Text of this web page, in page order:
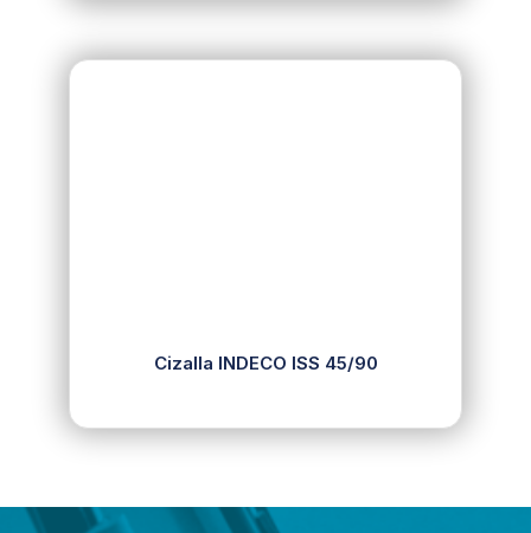
Cizalla INDECO ISS 45/90